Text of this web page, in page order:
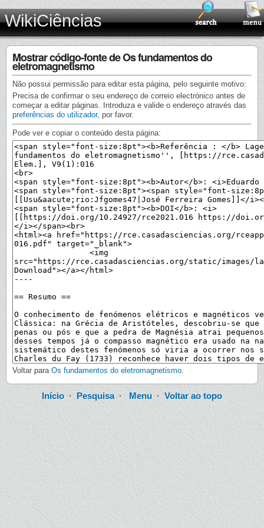
WikiCiências
Mostrar código-fonte de Os fundamentos do
eletromagnetismo
Não possui permissão para editar esta página, pelo seguinte motivo:
Precisa de confirmar o seu endereço de correio electrónico antes de
começar a editar páginas. Introduza e valide o endereço através das
preferências do utilizador, por favor.
Pode ver e copiar o conteúdo desta página:
Voltar para Os fundamentos do eletromagnetismo.
Início· Pesquisa·Menu · Voltar ao topo